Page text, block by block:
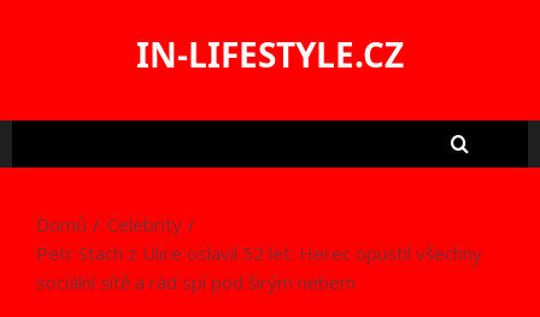
IN-LIFESTYLE.CZ
Domů
Celebrity
Petr Stach z Ulice oslavil 52 let: Herec opustil všechny
sociální sítě a rád spí pod širým nebem